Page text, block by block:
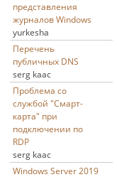
представления
журналов Windows
yurkesha
Перечень
публичных DNS
serg kaac
Проблема со
службой "Смарт-
карта" при
подключении по
RDP
serg kaac
Windows Server 2019